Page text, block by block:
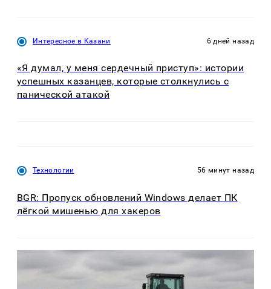
Интересное в Казани 6 дней назад
«Я думал, у меня сердечный приступ»: истории
успешных казанцев, которые столкнулись с
панической атакой
Технологии 56 минут назад
BGR: Пропуск обновлений Windows делает ПК
лёгкой мишенью для хакеров